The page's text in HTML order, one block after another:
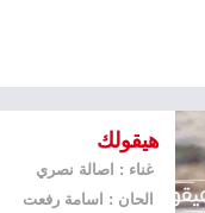
هيقولك
غناء : اصالة نصري
الحان : اسامة رفعت